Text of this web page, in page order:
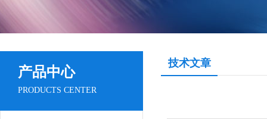
产品中心
PRODUCTS CENTER
技术文章